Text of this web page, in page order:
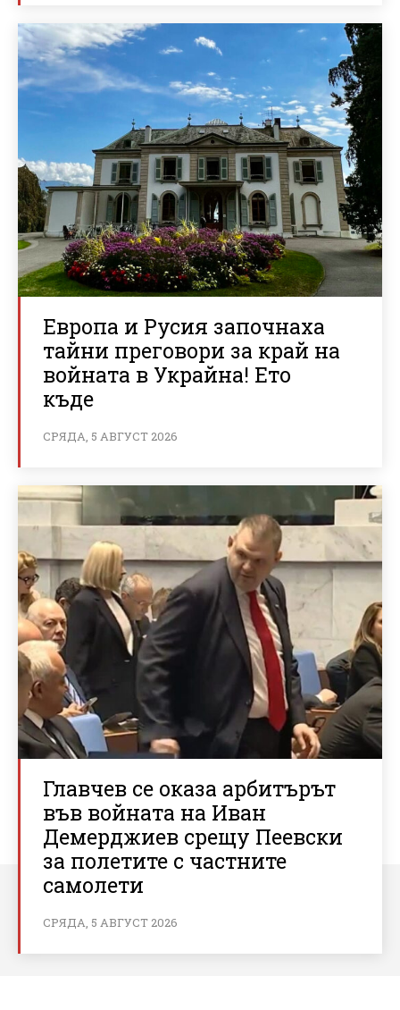
Европа и Русия започнаха
тайни преговори за край на
войната в Украйна! Ето
къде
СРЯДА, 5 АВГУСТ 2026
Главчев се оказа арбитърът
във войната на Иван
Демерджиев срещу Пеевски
за полетите с частните
самолети
СРЯДА, 5 АВГУСТ 2026